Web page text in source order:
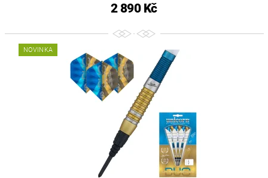
2 890 Kč
NOVINKA